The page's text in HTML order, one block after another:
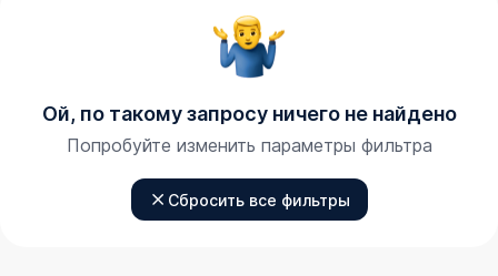
Ой, по такому запросу ничего не найдено
Попробуйте изменить параметры фильтра
Сбросить все фильтры